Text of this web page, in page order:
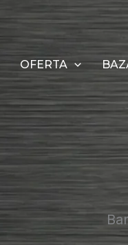
OFERTA